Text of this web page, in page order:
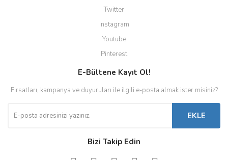
Twitter
Instagram
Youtube
Pinterest
E-Bültene Kayıt Ol!
Fırsatları, kampanya ve duyuruları ile ilgili e-posta almak ister misiniz?
EKLE
Bizi Takip Edin